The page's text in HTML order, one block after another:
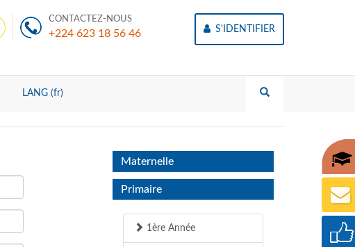
CONTACTEZ-NOUS
+224 623 18 56 46 S'IDENTIFIER
LANG (fr)
Maternelle
Primaire
1ère Année